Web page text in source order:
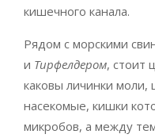
кишечного канала.
Рядом с морскими
и Тирфелдером, стоит
каковы личинки
насекомые, кишки
микробов, а между